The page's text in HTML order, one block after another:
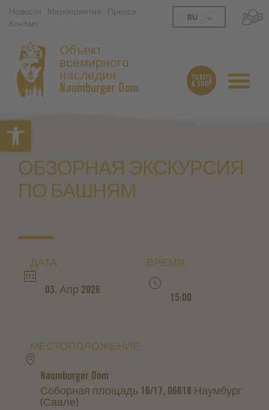
Открытая панель
Новости Мероприятия
Пресса
Контакт
RU
Объект
всемирного
наследия
Naumburger Dom
ОБЗОРНАЯ ЭКСКУРСИЯ
ПО БАШНЯМ
ДАТА
03. Апр 2026
ВРЕМЯ
15:00
МЕСТОПОЛОЖЕНИЕ
Naumburger Dom
Соборная площадь 16/17, 06618 Наумбург
(Саале)